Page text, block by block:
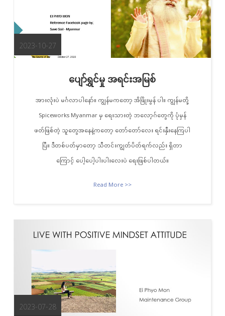
2023-10-27
ပျော်ရွှင်မှု အရင်းအမြစ်
အားလုံးပဲ မင်္ဂလာပါနော်။ ကျွန်မကတော့ အိဖြိုးမွန် ပါ။ ကျွန်မတို့
Spiceworks Myanmar မှ ရေးသားတဲ့ ဘ‌လော့ဂ်တွေကို ပုံမှန်
ဖတ်ဖြစ်တဲ့ သူတွေအနေနဲ့ကတော့ တော်တော်လေး ရင်းနှီးနေကြပါ
ပြီ။ ဒီတစ်ပတ်မှာတော့ သီတင်းကျွတ်ပိတ်ရက်လည်း ရှိတာ
ကြောင့် ပေါ့ပေါ့ပါးပါးလေးပဲ ရေးဖြစ်ပါတယ်။
Read More >>
2023-07-28